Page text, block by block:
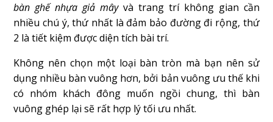
bàn ghế nhựa giả mâyvà trang trí không gian cần
nhiều chú ý, thứ nhất là đảm bảo đường đi rộng, thứ
2 là tiết kiệm được diện tích bài trí.
Không nên chọn một loại bàn tròn mà bạn nên sử
dụng nhiều bàn vuông hơn, bởi bản vuông ưu thế khi
có nhóm khách đông muốn ngồi chung, thì bàn
vuông ghép lại sẽ rất hợp lý tối ưu nhất.